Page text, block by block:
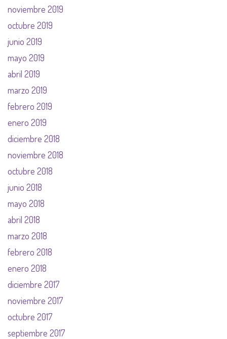
noviembre 2019
octubre 2019
junio 2019
mayo 2019
abril 2019
marzo 2019
febrero 2019
enero 2019
diciembre 2018
noviembre 2018
octubre 2018
junio 2018
mayo 2018
abril 2018
marzo 2018
febrero 2018
enero 2018
diciembre 2017
noviembre 2017
octubre 2017
septiembre 2017